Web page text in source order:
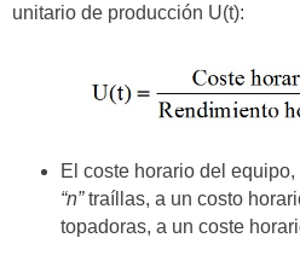
unitario de producción U(t):
El coste horario del
“n”traíllas, a un costo
topadoras, a un coste